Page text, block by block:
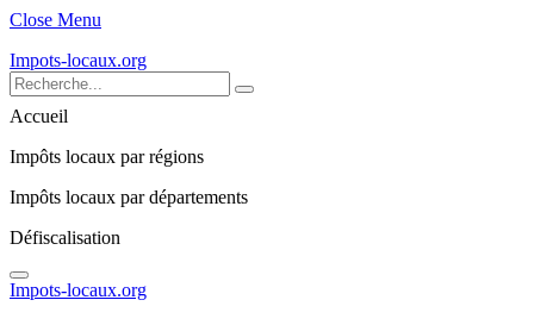
Close Menu
Impots-locaux.org
Accueil
Impôts locaux par régions
Impôts locaux par départements
Défiscalisation
Impots-locaux.org